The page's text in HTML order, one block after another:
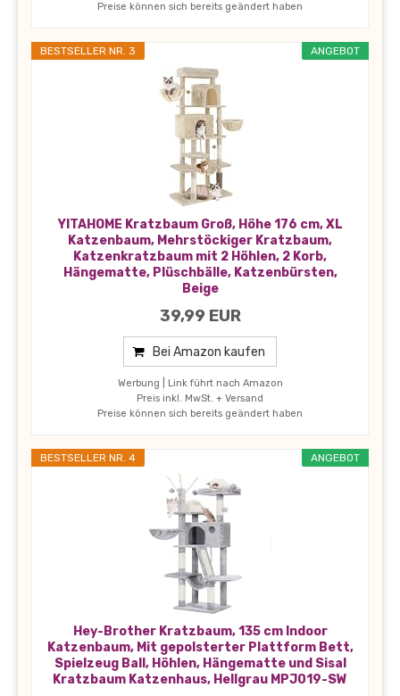
Preise können sich bereits geändert haben
ANGEBOT
BESTSELLER NR. 3
YITAHOME Kratzbaum Groß, Höhe 176 cm, XL
Katzenbaum, Mehrstöckiger Kratzbaum,
Katzenkratzbaum mit 2 Höhlen, 2 Korb,
Hängematte, Plüschbälle, Katzenbürsten,
Beige
39,99 EUR
Bei Amazon kaufen
Werbung | Link führt nach Amazon
Preis inkl. MwSt. + Versand
Preise können sich bereits geändert haben
ANGEBOT
BESTSELLER NR. 4
Hey-Brother Kratzbaum, 135 cm Indoor
Katzenbaum, Mit gepolsterter Plattform Bett,
Spielzeug Ball, Höhlen, Hängematte und Sisal
Kratzbaum Katzenhaus, Hellgrau MPJ019-SW